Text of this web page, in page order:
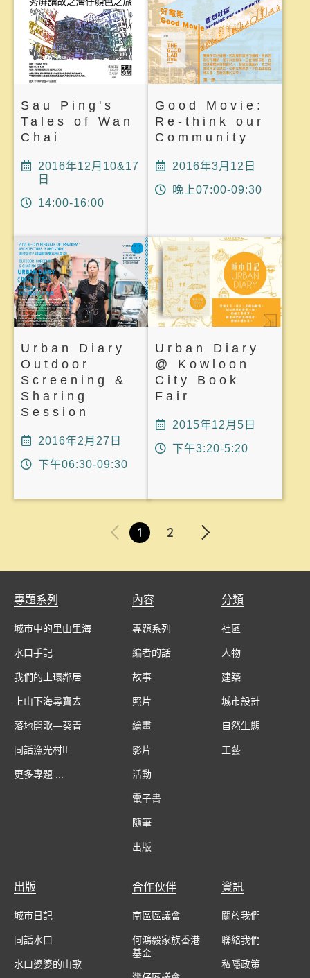
Sau Ping's
Tales of Wan
Chai
2016年12月10&17
日
14:00-16:00
Good Movie:
Re-think our
Community
2016年3月12日
晚上07:00-09:30
Urban Diary
Outdoor
Screening &
Sharing
Session
2016年2月27日
下午06:30-09:30
Urban Diary
@ Kowloon
City Book
Fair
2015年12月5日
下午3:20-5:20
1 2
專題系列
城市中的里山里海
水口手記
我們的上環鄰居
上山下海尋寶去
落地開歌—葵青
同話漁光村II
更多專題 ...
內容
專題系列
編者的話
故事
照片
繪畫
影片
活動
電子書
隨筆
出版
分類
社區
人物
建築
城市設計
自然生態
工藝
出版
城市日記
同話水口
水口婆婆的山歌
合作伙伴
南區區議會
何鴻毅家族香港
基金
資訊
關於我們
聯絡我們
私隱政策